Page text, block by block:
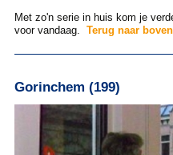
Met zo'n serie in huis kom je
voor vandaag. Terug naar boven
Gorinchem (199)